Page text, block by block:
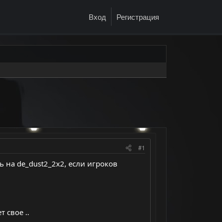
Вход Регистрация
#1
de_dust2_2x2, если игроков
свое ..